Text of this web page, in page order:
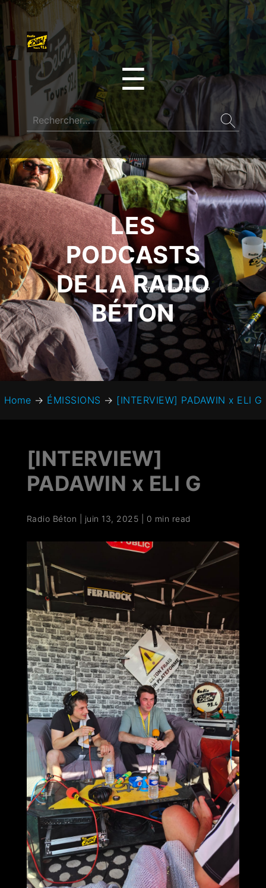
☰
LES
PODCASTS
DE LA RADIO
BÉTON
Home → ÉMISSIONS → [INTERVIEW] PADAWIN x ELI G
[INTERVIEW]
PADAWIN x ELI G
Radio Béton juin 13, 2025 0 min read